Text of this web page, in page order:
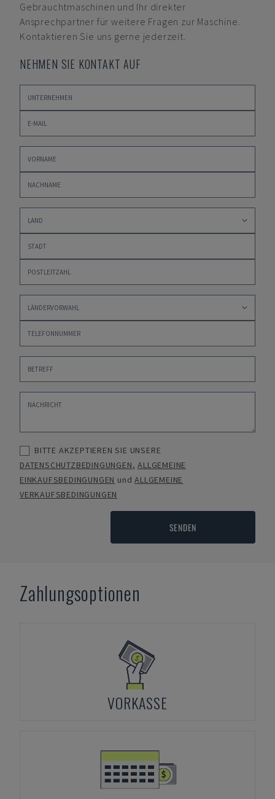
Gebrauchtmaschinen und Ihr direkter
Ansprechpartner für weitere Fragen zur Maschine.
Kontaktieren Sie uns gerne jederzeit.
NEHMEN SIE KONTAKT AUF
BITTE AKZEPTIEREN SIE UNSERE
DATENSCHUTZBEDINGUNGEN,ALLGEMEINE
EINKAUFSBEDINGUNGEN undALLGEMEINE
VERKAUFSBEDINGUNGEN
SENDEN
Zahlungsoptionen
VORKASSE